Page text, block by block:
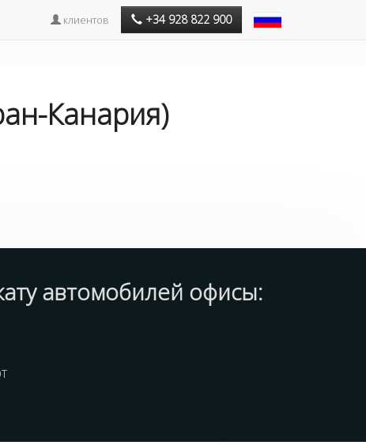
клиентов +34 928 822 900
Канария)
автомобилей офисы: